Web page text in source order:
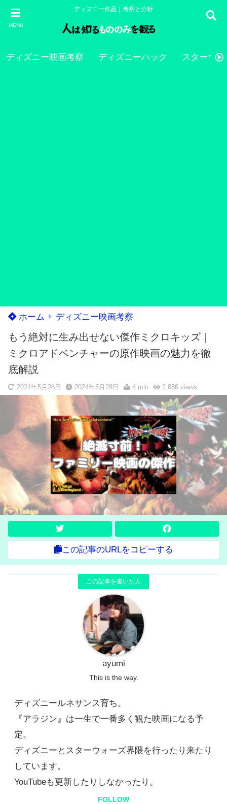
MENU
ディズニー作品｜考察と分析
ディズニー映画考察 ディズニーハック スターウォ
ホーム ディズニー映画考察
もう絶対に生み出せない傑作ミクロキッズ｜
ミクロアドベンチャーの原作映画の魅力を徹
底解説
2024年5月28日 2024年5月28日 4 min 2,886views
この記事のURLをコピーする
ayumi
This is the way.
ディズニールネサンス育ち。
『アラジン』は一生で一番多く観た映画になる予
定。
ディズニーとスターウォーズ界隈を行ったり来たり
しています。
YouTubeも更新したりしなかったり。
FOLLOW